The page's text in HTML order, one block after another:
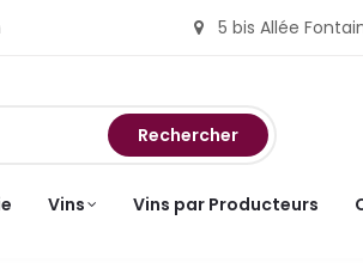
5 bis Allée
Rechercher
Vins Vins par Producteurs